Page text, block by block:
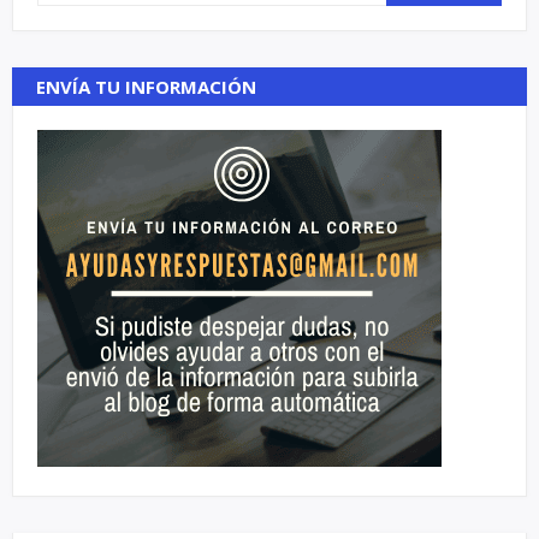
ENVÍA TU INFORMACIÓN